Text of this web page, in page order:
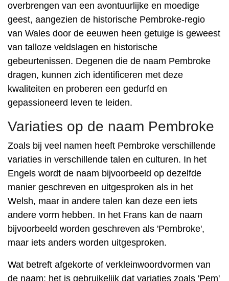
overbrengen van een avontuurlijke en moedige
geest, aangezien de historische Pembroke-regio
van Wales door de eeuwen heen getuige is geweest
van talloze veldslagen en historische
gebeurtenissen. Degenen die de naam Pembroke
dragen, kunnen zich identificeren met deze
kwaliteiten en proberen een gedurfd en
gepassioneerd leven te leiden.
Variaties op de naam Pembroke
Zoals bij veel namen heeft Pembroke verschillende
variaties in verschillende talen en culturen. In het
Engels wordt de naam bijvoorbeeld op dezelfde
manier geschreven en uitgesproken als in het
Welsh, maar in andere talen kan deze een iets
andere vorm hebben. In het Frans kan de naam
bijvoorbeeld worden geschreven als 'Pembroke',
maar iets anders worden uitgesproken.
Wat betreft afgekorte of verkleinwoordvormen van
de naam: het is gebruikelijk dat variaties zoals 'Pem'